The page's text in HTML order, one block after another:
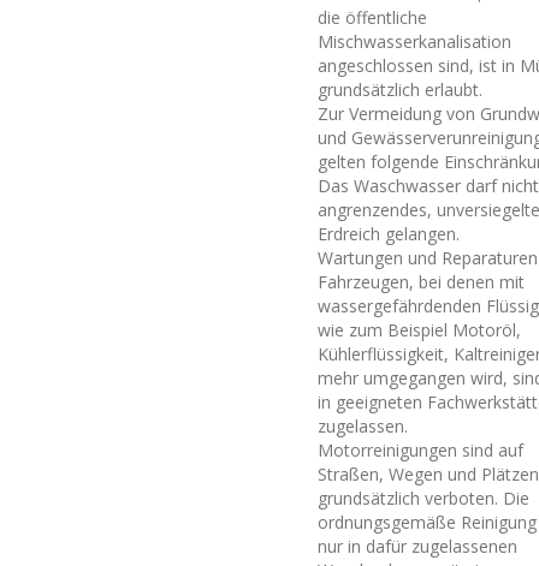
die öffentliche
Mischwasserkanalisation
angeschlossen sind, ist in
grundsätzlich erlaubt.
Zur Vermeidung von
und
gelten folgende
Das Waschwasser darf
angrenzendes,
Erdreich gelangen.
Wartungen und
Fahrzeugen, bei denen mit
wassergefährdenden
wie zum Beispiel Motoröl,
Kühlerflüssigkeit,
mehr umgegangen wird,
in geeigneten
zugelassen.
Motorreinigungen sind auf
Straßen, Wegen und Plätzen
grundsätzlich verboten. Die
ordnungsgemäße
nur in dafür zugelassenen